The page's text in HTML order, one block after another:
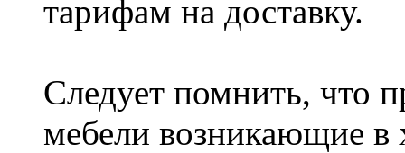
тарифам на доставку.
Следует помнить, что
мебели возникающие в